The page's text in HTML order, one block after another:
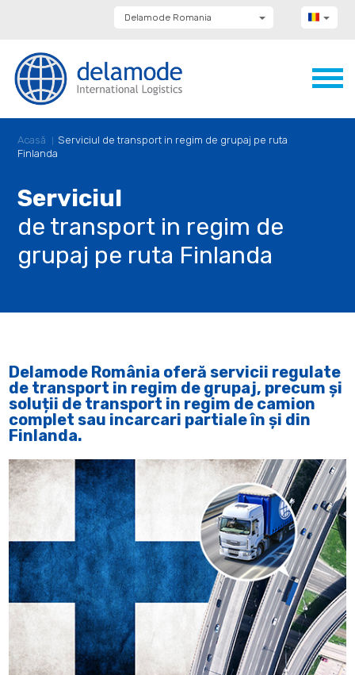
Delamode Romania
Delamode Bulgaria
Delamode Estonia
Delamode Latvia
Delamode Montenegro
Acasă
Serviciul de transport in regim de grupaj pe ruta
Finlanda
Serviciul
de transport in regim de
grupaj pe ruta Finlanda
Delamode România oferă servicii regulate
de transport in regim de grupaj, precum și
soluții de transport in regim de camion
complet sau incarcari partiale în și din
Finlanda.